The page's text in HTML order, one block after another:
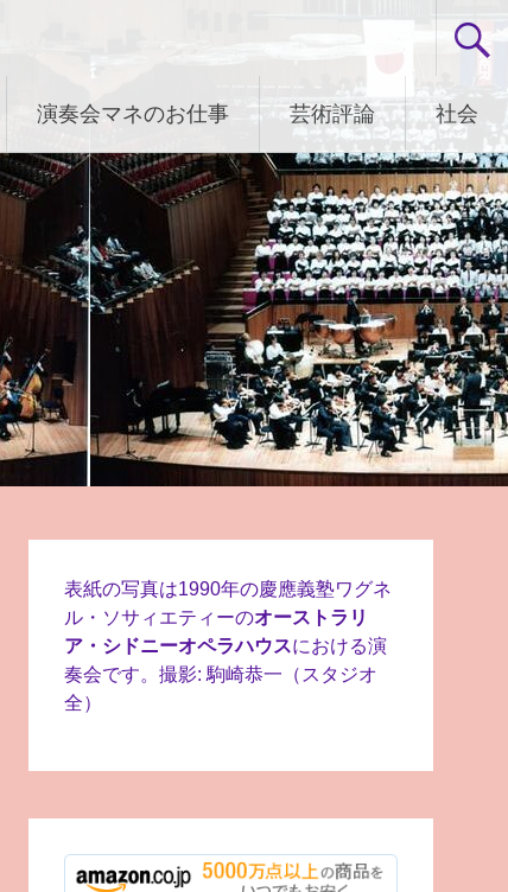
演奏会マネのお仕事 芸術評論 社会
表紙の写真は1990年の慶應義塾ワグネ
ル・ソサィエティーのオーストラリ
ア・シドニーオペラハウスにおける演
奏会です。撮影: 駒崎恭一（スタジオ
全）